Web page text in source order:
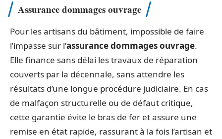
Assurance dommages ouvrage
Pour les artisans du bâtiment, impossible de faire
l’impasse sur l’assurance dommages ouvrage.
Elle finance sans délai les travaux de réparation
couverts par la décennale, sans attendre les
résultats d’une longue procédure judiciaire. En cas
de malfaçon structurelle ou de défaut critique,
cette garantie évite le bras de fer et assure une
remise en état rapide, rassurant à la fois l’artisan et